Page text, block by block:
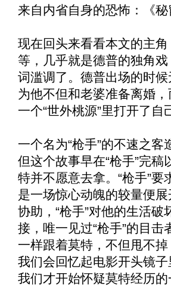
来自内省自身的恐怖：《秘
现在回头来看看本文的主角
等，几乎就是德普的独角
词滥调了。德普出场的时
为他不但和老婆准备离婚
一个“世外桃源”里打开了
一个名为“枪手”的不速之
但这个故事早在“枪手”完
特并不愿意去拿。“枪手”
是一场惊心动魄的较量便
协助，“枪手”对他的生活
接，唯一见过“枪手”的目
一样跟着莫特，不但甩不
我们会回忆起电影开头镜
我们才开始怀疑莫特经历